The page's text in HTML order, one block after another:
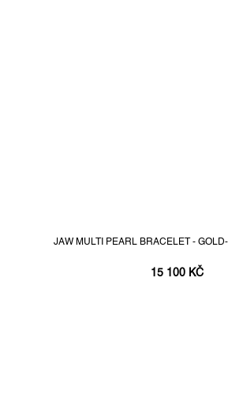
JAW MULTI PEARL BRACELET -
15 100 KČ